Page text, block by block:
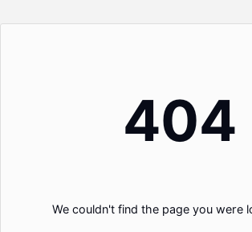
404
We couldn't find the page you were